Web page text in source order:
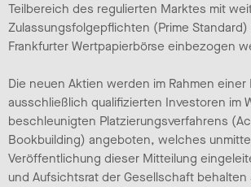
Teilbereich des regulierten Marktes mit
Zulassungsfolgepflichten (Prime Standard)
Frankfurter Wertpapierbörse einbezogen
Die neuen Aktien werden im Rahmen einer
ausschließlich qualifizierten Investoren im
beschleunigten Platzierungsverfahrens
Bookbuilding) angeboten, welches
Veröffentlichung dieser Mitteilung
und Aufsichtsrat der Gesellschaft behalten